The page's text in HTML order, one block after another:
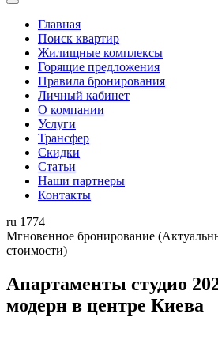
Главная
Поиск квартир
Жилищные комплексы
Горящие предложения
Правила бронирования
Личный кабинет
О компании
Услуги
Трансфер
Скидки
Статьи
Наши партнеры
Контакты
ru 1774
Мгновенное бронирование
стоимости)
Апартаменты студио
модерн в центре Киева